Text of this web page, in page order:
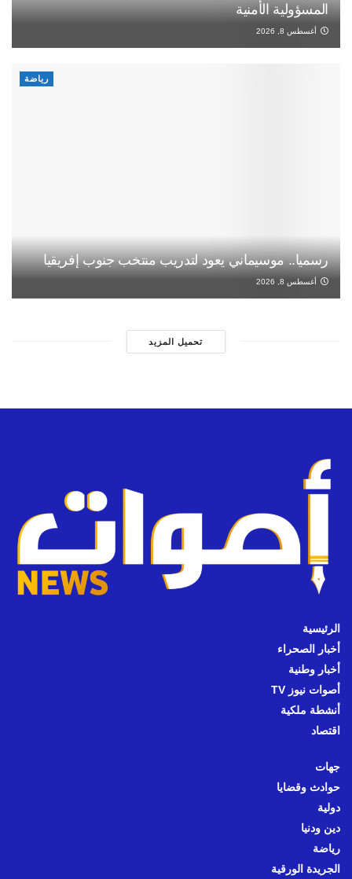
المسؤولية الأمنية
أغسطس 8, 2026
رياضة
رسميا.. موسيماني يعود لتدريب منتخب جنوب إفريقيا
أغسطس 8, 2026
تحميل المزيد
الرئيسية
أخبار الصحراء
أخبار وطنية
أصوات نيوز TV
أنشطة ملكية
اقتصاد
جهات
حوادث وقضايا
دولية
دين ودنيا
رياضة
الجريدة الورقية